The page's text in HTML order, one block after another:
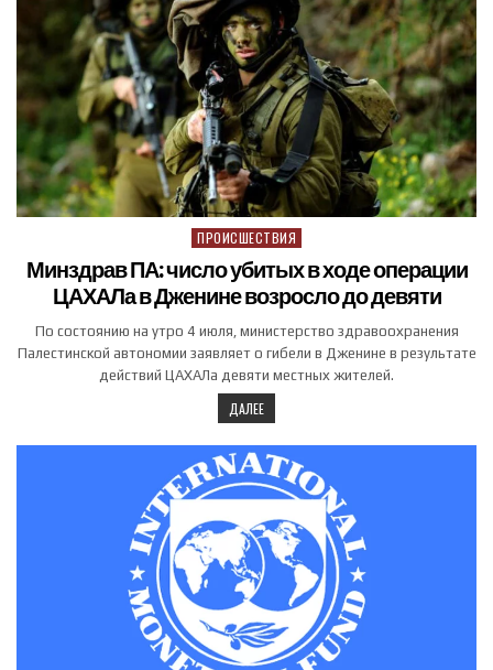
Posted in
ПРОИСШЕСТВИЯ
Минздрав ПА: число убитых в ходе операции
ЦАХАЛа в Дженине возросло до девяти
По состоянию на утро 4 июля, министерство здравоохранения
Палестинской автономии заявляет о гибели в Дженине в результате
действий ЦАХАЛа девяти местных жителей.
ДАЛЕЕ